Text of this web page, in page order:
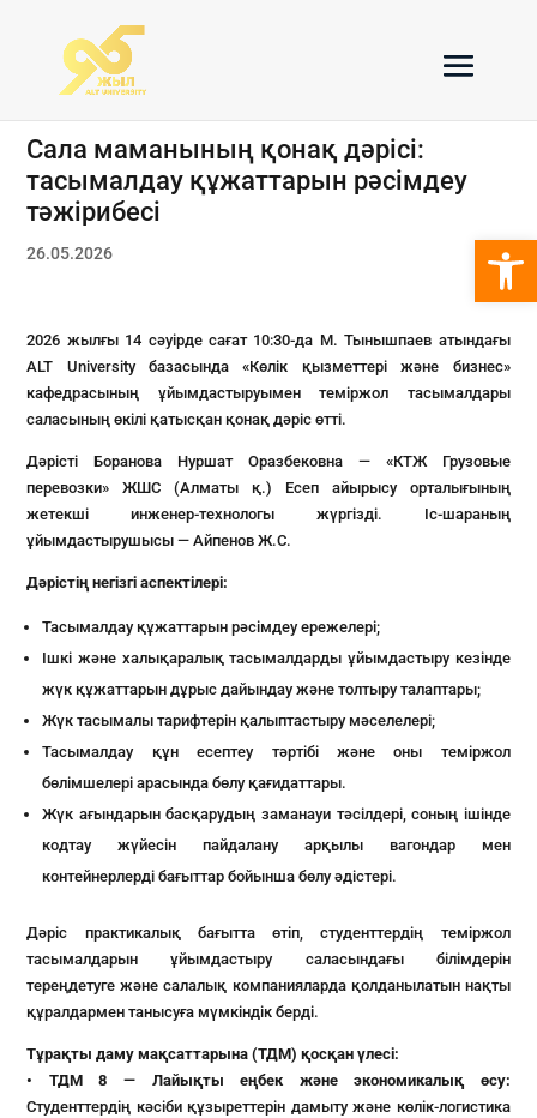
Сала маманының қонақ дәрісі:
тасымалдау құжаттарын рәсімдеу
тәжірибесі
26.05.2026
2026 жылғы 14 сәуірде сағат 10:30-да М. Тынышпаев атындағы
ALT University базасында «Көлік қызметтері және бизнес»
кафедрасының ұйымдастыруымен теміржол тасымалдары
саласының өкілі қатысқан қонақ дәріс өтті.
Дәрісті Боранова Нуршат Оразбековна — «КТЖ Грузовые
перевозки» ЖШС (Алматы қ.) Есеп айырысу орталығының
жетекші инженер-технологы жүргізді. Іс-шараның
ұйымдастырушысы — Айпенов Ж.С.
Дәрістің негізгі аспектілері:
Тасымалдау құжаттарын рәсімдеу ережелері;
Ішкі және халықаралық тасымалдарды ұйымдастыру кезінде
жүк құжаттарын дұрыс дайындау және толтыру талаптары;
Жүк тасымалы тарифтерін қалыптастыру мәселелері;
Тасымалдау құн есептеу тәртібі және оны теміржол
бөлімшелері арасында бөлу қағидаттары.
Жүк ағындарын басқарудың заманауи тәсілдері, соның ішінде
кодтау жүйесін пайдалану арқылы вагондар мен
контейнерлерді бағыттар бойынша бөлу әдістері.
Дәріс практикалық бағытта өтіп, студенттердің теміржол
тасымалдарын ұйымдастыру саласындағы білімдерін
тереңдетуге және салалық компанияларда қолданылатын нақты
құралдармен танысуға мүмкіндік берді.
Тұрақты даму мақсаттарына (ТДМ) қосқан үлесі:
• ТДМ 8 — Лайықты еңбек және экономикалық өсу:
Студенттердің кәсіби құзыреттерін дамыту және көлік-логистика